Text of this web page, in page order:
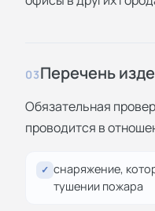
03Перечень
Обязательная
проводится в
✓ снаряжение,
тушении пожара